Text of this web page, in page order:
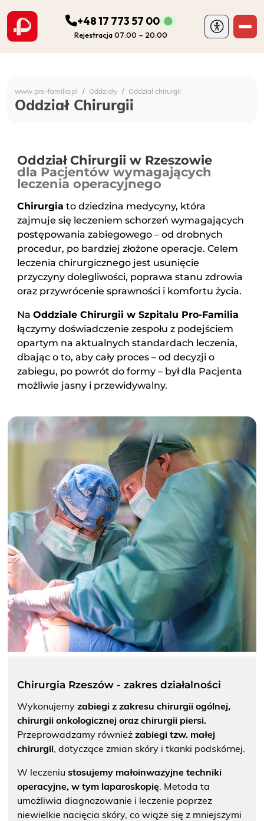
Szpital Specjalistyczny
+48 17 773 57 00
Rejestracja 07:00 – 20:00
PORADNIE
DIAGNOSTYKA
POZOSTAŁA DZIAŁALNOŚĆ SZPITALA
DLA PACJENTA
ONKOLOGIA
STOMATOLOGIA
Bezpłatne badania laboratoryjne
przez cały okres trwania ciąży
Pracownia Mammografii
bezpłatne badanie piersi
Badania prenatalne
wczesna diagnostyka
Bądź przygotowany
www.pro-familia.pl Oddziały Oddział chirurgii
Oddział Chirurgii
Oddział Chirurgii w Rzeszowie
dla Pacjentów wymagających
leczenia operacyjnego
Chirurgia to dziedzina medycyny, która
zajmuje się leczeniem schorzeń wymagających
postępowania zabiegowego – od drobnych
procedur, po bardziej złożone operacje. Celem
leczenia chirurgicznego jest usunięcie
przyczyny dolegliwości, poprawa stanu zdrowia
oraz przywrócenie sprawności i komfortu życia.
NaOddziale Chirurgii w Szpitalu Pro-Familia
łączymy doświadczenie zespołu z podejściem
opartym na aktualnych standardach leczenia,
dbając o to, aby cały proces – od decyzji o
zabiegu, po powrót do formy – był dla Pacjenta
możliwie jasny i przewidywalny.
Chirurgia Rzeszów - zakres działalności
Wykonujemyzabiegi z zakresu chirurgii ogólnej,
chirurgii onkologicznej oraz chirurgii piersi.
Przeprowadzamy równieżzabiegi tzw. małej
chirurgii , dotyczące zmian skóry i tkanki podskórnej.
W leczeniustosujemy małoinwazyjne techniki
operacyjne, w tym laparoskopię . Metoda ta
umożliwia diagnozowanie i leczenie poprzez
niewielkie nacięcia skóry, co wiąże się z mniejszymi